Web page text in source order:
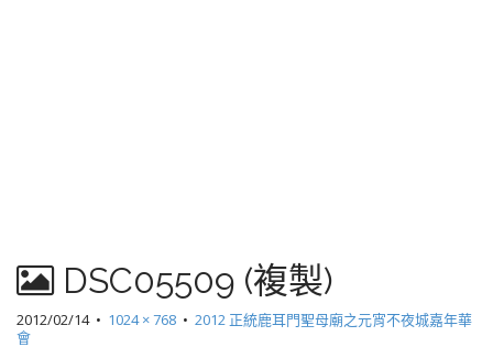
DSC05509 (複製)
2012/02/14• 1024 × 768 • 2012 正統鹿耳門聖母廟之元宵不夜城嘉年華
會